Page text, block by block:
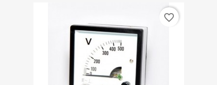
favorite_border